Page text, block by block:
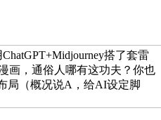
搭了套雷
画，通俗人哪有这功夫？你也
局（概况说A，给AI设定脚